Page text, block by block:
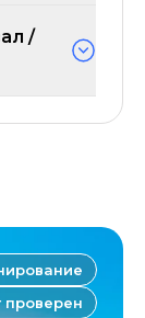
/
проверен